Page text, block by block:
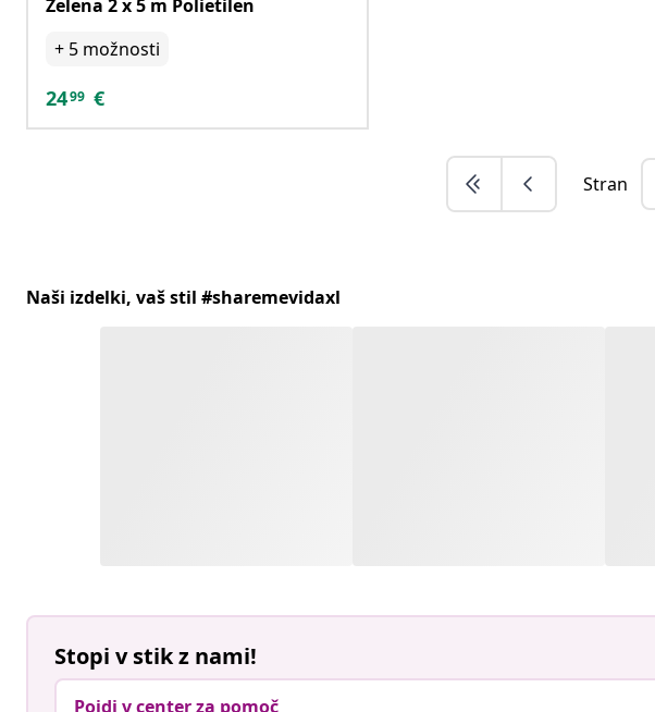
Zelena 2 x 5 m Polietilen
+ 5 možnosti
2499 €
Stran
Naši izdelki, vaš stil #sharemevidaxl
Stopi v stik z nami!
Pojdi v center za pomoč